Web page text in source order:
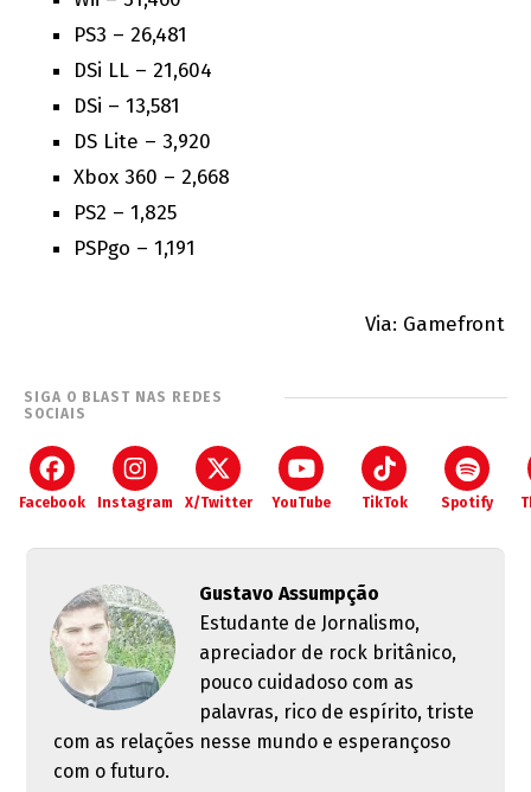
PS3 – 26,481
DSi LL – 21,604
DSi – 13,581
DS Lite – 3,920
Xbox 360 – 2,668
PS2 – 1,825
PSPgo – 1,191
Via: Gamefront
SIGA O BLAST NAS REDES
SOCIAIS
Facebook Instagram X/Twitter YouTube TikTok Spotify
Gustavo Assumpção
Estudante de Jornalismo,
apreciador de rock britânico,
pouco cuidadoso com as
palavras, rico de espírito, triste
com as relações nesse mundo e esperançoso
com o futuro.